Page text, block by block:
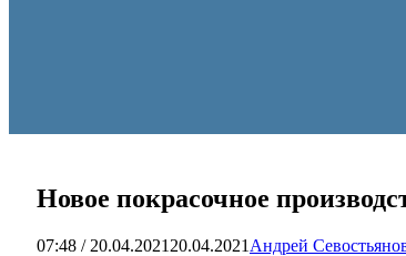
Новое покрасочное
07:48 / 20.04.2021 20.04.2021 Андрей